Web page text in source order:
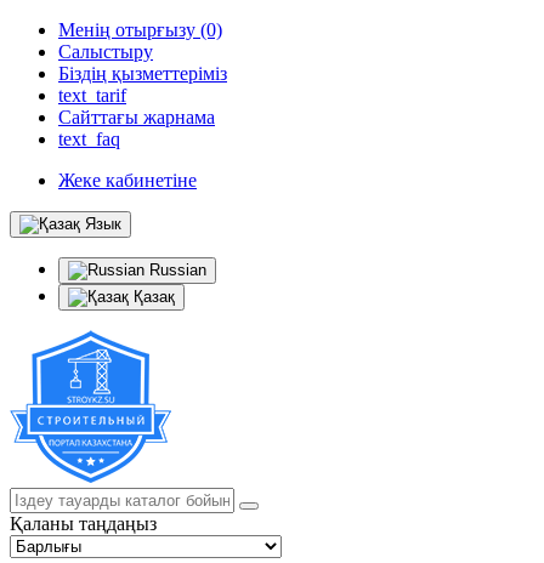
Менің отырғызу (0)
Салыстыру
Біздің қызметтеріміз
text_tarif
Сайттағы жарнама
text_faq
Жеке кабинетіне
Язык
Russian
Қазақ
Қаланы таңдаңыз